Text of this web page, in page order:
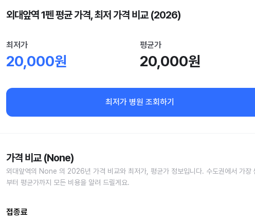
외대앞역 1펜 평균 가격, 최저 가격 비교 (2026)
최저가
20,000원
평균가
20,000원
최저가 병원 조회하기
가격 비교 (None)
외대앞역의 None 의 2026년 가격 비교와 최저가, 평균가 정보입니다. 수도권에서 가장
부터 평균가까지 모든 비용을 알려 드릴게요.
접종료